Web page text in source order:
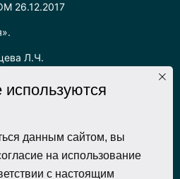
26.12.2017
Л.Ч.
для лиц старше 16 лет.
опубликованные на сайте,
российским законодательством
Любое использование
возможно только
(ООО «Крылья») и при строгом
данным сайтом, вы
на использование
с настоящим